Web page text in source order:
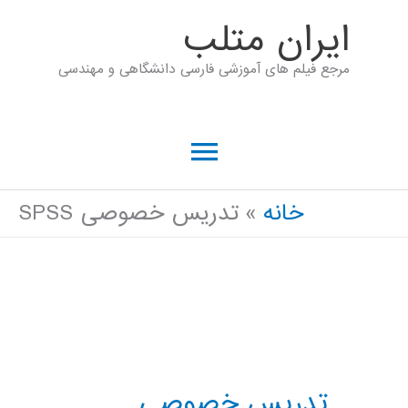
ايران متلب
مرجع فیلم های آموزشی فارسی دانشگاهی و مهندسی
فهرست
اصلی
خانه تدریس خصوصی SPSS